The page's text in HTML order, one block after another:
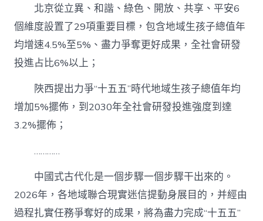
北京從立異、和諧、綠色、開放、共享、平安6
個維度設置了29項重要目標，包含地域生孩子總值年
均增速4.5%至5%、盡力爭奪更好成果，全社會研發
投進占比6%以上；
陜西提出力爭“十五五”時代地域生孩子總值年均
增加5%擺佈，到2030年全社會研發投進強度到達
3.2%擺佈；
…………
中國式古代化是一個步驟一個步驟干出來的。
2026年，各地域聯合現實迷信提動身展目的，并經由
過程扎實任務爭奪好的成果，將為盡力完成“十五五”